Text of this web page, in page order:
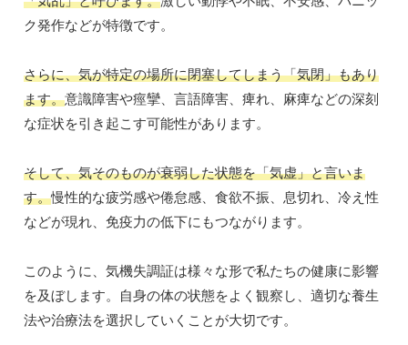
ク発作などが特徴です。
さらに、気が特定の場所に閉塞してしまう「気閉」もあり
ます。意識障害や痙攣、言語障害、痺れ、麻痺などの深刻
な症状を引き起こす可能性があります。
そして、気そのものが衰弱した状態を「気虚」と言いま
す。慢性的な疲労感や倦怠感、食欲不振、息切れ、冷え性
などが現れ、免疫力の低下にもつながります。
このように、気機失調証は様々な形で私たちの健康に影響
を及ぼします。自身の体の状態をよく観察し、適切な養生
法や治療法を選択していくことが大切です。